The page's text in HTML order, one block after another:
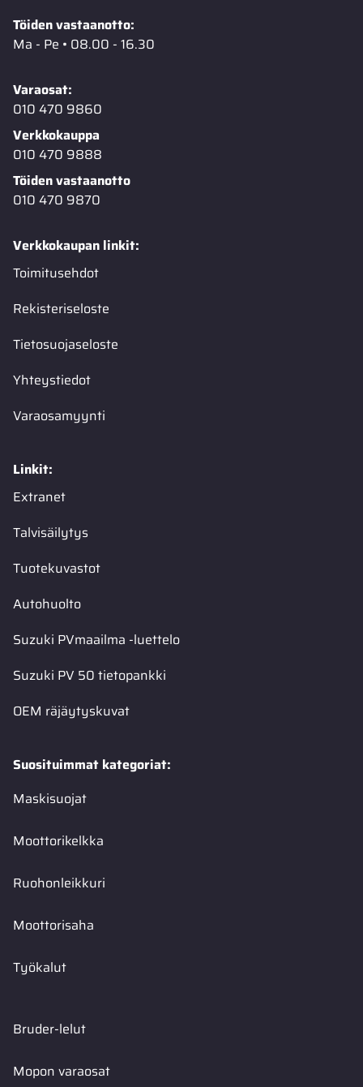
Töiden vastaanotto:
Ma - Pe • 08.00 - 16.30
Varaosat:
010 470 9860
Verkkokauppa
010 470 9888
Töiden vastaanotto
010 470 9870
Verkkokaupan linkit:
Toimitusehdot
Rekisteriseloste
Tietosuojaseloste
Yhteystiedot
Varaosamyynti
Linkit:
Extranet
Talvisäilytys
Tuotekuvastot
Autohuolto
Suzuki PVmaailma -luettelo
Suzuki PV 50 tietopankki
OEM räjäytyskuvat
Suosituimmat kategoriat:
Maskisuojat
Moottorikelkka
Ruohonleikkuri
Moottorisaha
Työkalut
Bruder-lelut
Mopon varaosat